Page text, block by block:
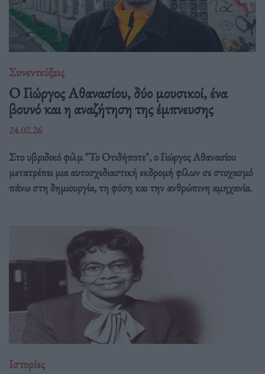
Συνεντεύξεις
Ο Γιώργος Αθανασίου, δύο μουσικοί, ένα
βουνό και η αναζήτηση της έμπνευσης
24.02.26
Στο υβριδικό φιλμ "Το Οτιδήποτε", ο Γιώργος Αθανασίου
μετατρέπει μια αυτοσχεδιαστική εκδρομή φίλων σε στοχασμό
πάνω στη δημιουργία, τη φύση και την ανθρώπινη αμηχανία.
Ιστορίες